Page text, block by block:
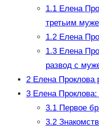
1.1Елена
третьим
1.2Елена
1.3Елена
развод с
2Елена Проклова
3Елена
3.1Первое
3.2